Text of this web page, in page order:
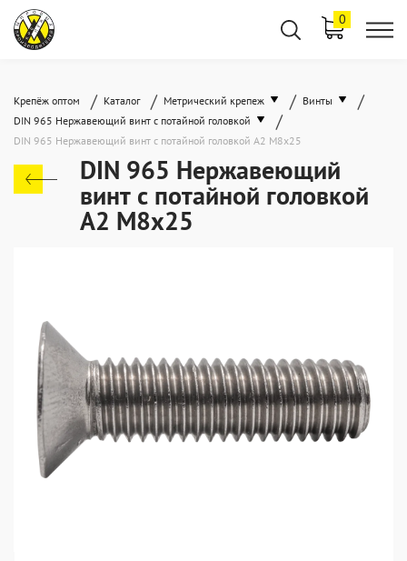
0
Крепёж оптом / Каталог / Метрический крепеж / Винты /
DIN 965 Нержавеющий винт с потайной головкой /
DIN 965 Нержавеющий винт с потайной головкой А2 М8x25
DIN 965 Нержавеющий
винт с потайной головкой
А2 М8x25